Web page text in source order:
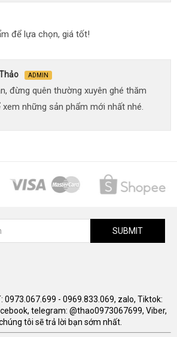
để lựa chọn, giá tốt!
ADMIN
đừng quên thường xuyên ghé thăm
những sản phẩm mới nhất nhé.
SUBMIT
0973.067.699 - 0969.833.069, zalo, Tiktok:
telegram: @thao0973067699, Viber,
tôi sẽ trả lời bạn sớm nhất.